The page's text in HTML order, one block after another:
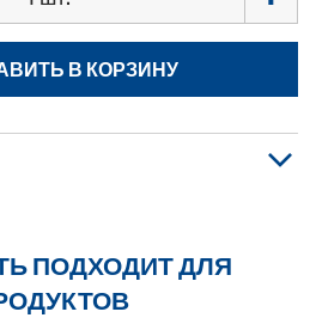
В КОРЗИНУ
ПОДХОДИТ ДЛЯ